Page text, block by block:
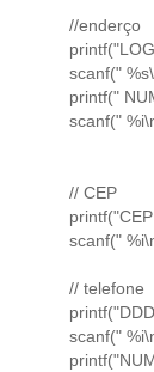
//enderço
scanf("
printf("
scanf("
// CEP
scanf("
// telefone
scanf("